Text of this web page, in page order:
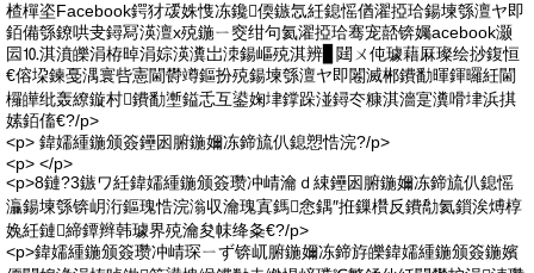
楂樿垐Facebook鍔犲叆姝愯冻鑱偄鏃忥紝鎴愮偤濯掗珨鍚堜綔澶ヤ即
銆備綔鐐哄叏鐞冩渶澶х殑鍦ㄧ窔绀句氦濯掗珨骞宠嚭锛孎acebook灏
囩⒑淇濆皪涓栫晫涓婃渶瀵岀洓鍚嶇殑淇辨▊閮ㄨ伅璩藉厤璨绘挱鍑恒
€傛垜鍊戞湡寰呰憲閫欎竴鏂扮殑鍚堜綔澶ヤ即闂滅郴鐨勫暉鍕曪紝閫
欏皣纰轰繚鏇村鐨勫壍鎰忎互鍙婅垏鐣跺湴鐞冭糠淇濇寔瀵嗗垏浜掑
嫊銆傗€?/p>
<p> 鍏嬬緟鍦颁簽鑸囦腑鍦嬭冻鍗旈仈鎴愬悎浣?/p>
<p> </p>
<p>8鏈?3鏃ワ紝鍏嬬緟鍦颁簽瓒冲崝瀹ｄ綀鑸囦腑鍦嬭冻鍗旈仈鎴愮
灜鍚堜綔锛岄洐鏂瑰悎浣滃収瀹瑰寘鎷悆鍝″拰鏁欑反鐨勪氦鎻涘煿椁
婏紝鏈締鐔辫韩璩界殑瀹夋帓绛夈€?/p>
<p>鍏嬬緟鍦颁簽瓒冲崝琛ㄧず锛屼腑鍦嬭冻鍗斿皪鍏嬬緟鍦颁簽鍦嬪